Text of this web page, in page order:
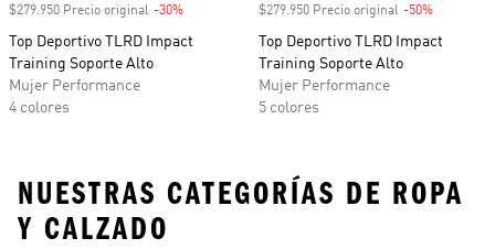
$279.950 Precio original -30%
Top Deportivo TLRD Impact
Training Soporte Alto
Mujer Performance
4 colores
$279.950 Precio original -50%
Top Deportivo TLRD Impact
Training Soporte Alto
Mujer Performance
5 colores
NUESTRAS CATEGORÍAS DE ROPA
Y CALZADO